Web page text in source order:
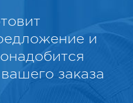
и
заказа